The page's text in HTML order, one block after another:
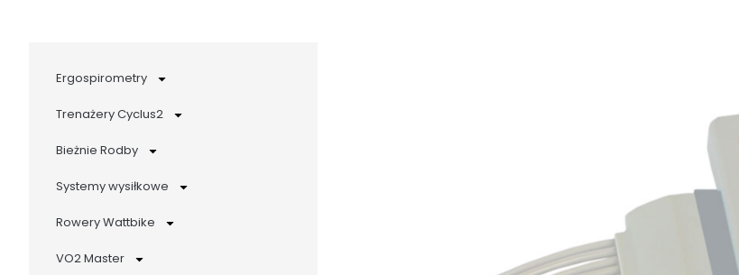
Ergospirometry
Trenażery Cyclus2
Bieżnie Rodby
Systemy wysiłkowe
Rowery Wattbike
VO2 Master